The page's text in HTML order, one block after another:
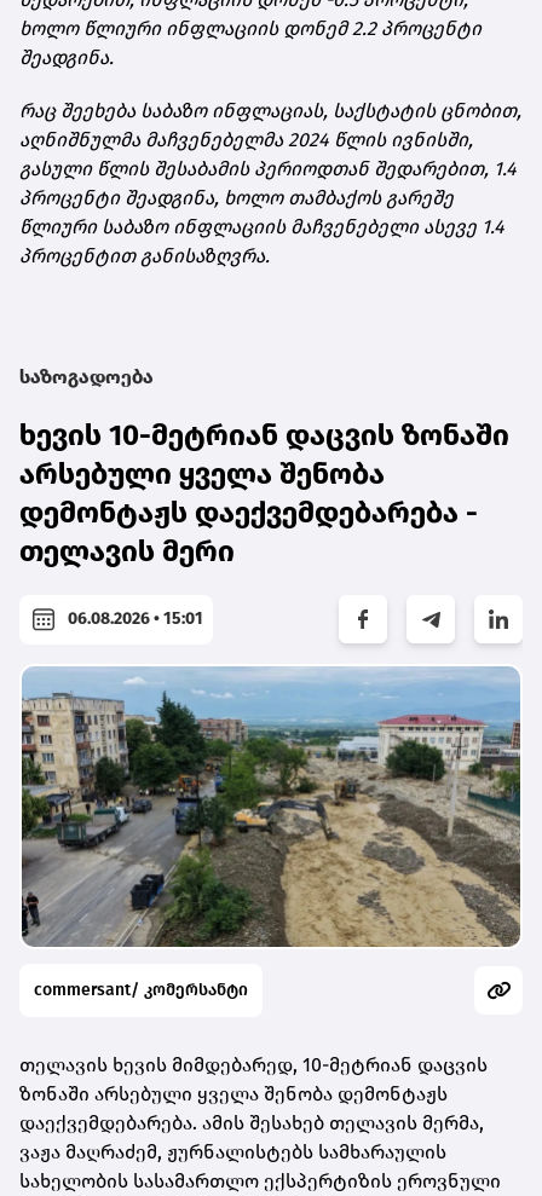
ხოლო წლიური ინფლაციის დონემ 2.2 პროცენტი
შეადგინა.
რაც შეეხება საბაზო ინფლაციას, საქსტატის ცნობით,
აღნიშნულმა მაჩვენებელმა 2024 წლის ივნისში,
გასული წლის შესაბამის პერიოდთან შედარებით, 1.4
პროცენტი შეადგინა, ხოლო თამბაქოს გარეშე
წლიური საბაზო ინფლაციის მაჩვენებელი ასევე 1.4
პროცენტით განისაზღვრა.
საზოგადოება
ხევის 10-მეტრიან დაცვის ზონაში
არსებული ყველა შენობა
დემონტაჟს დაექვემდებარება -
თელავის მერი
06.08.2026 • 15:01
commersant/ კომერსანტი
თელავის ხევის მიმდებარედ, 10-მეტრიან დაცვის
ზონაში არსებული ყველა შენობა დემონტაჟს
დაექვემდებარება. ამის შესახებ თელავის მერმა,
ვაჟა მაღრაძემ, ჟურნალისტებს სამხარაულის
სახელობის სასამართლო ექსპერტიზის ეროვნული